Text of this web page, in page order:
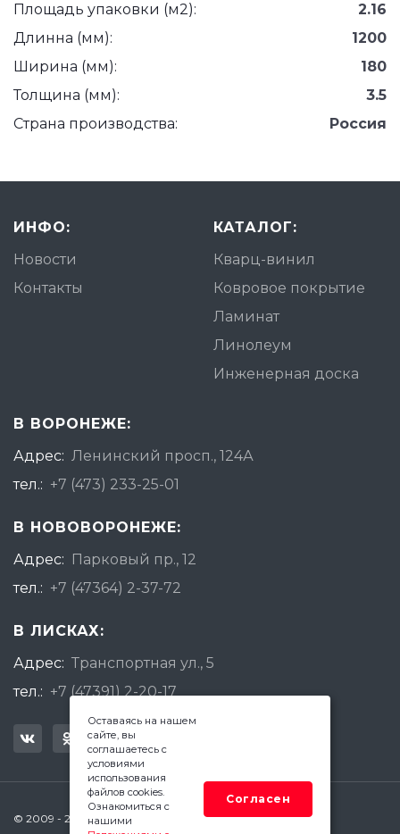
Площадь упаковки (м2):
2.16
Длинна (мм):
1200
Ширина (мм):
180
Толщина (мм):
3.5
Страна производства:
Россия
ИНФО:
Новости
Контакты
КАТАЛОГ:
Кварц-винил
Ковровое покрытие
Ламинат
Линолеум
Инженерная доска
В ВОРОНЕЖЕ:
Адрес: Ленинский просп., 124А
тел.: +7 (473) 233-25-01
В НОВОВОРОНЕЖЕ:
Адрес: Парковый пр., 12
тел.: +7 (47364) 2-37-72
В ЛИСКАХ:
Адрес: Транспортная ул., 5
тел.: +7 (47391) 2-20-17
© 2009 - 2026 Квадратный Метр - Воронеж
Оставаясь на нашем
сайте, вы
соглашаетесь с
условиями
использования
файлов cookies.
Ознакомиться с
нашими
Согласен